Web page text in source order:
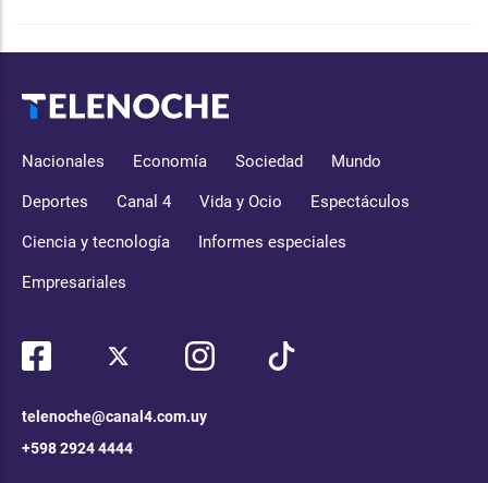
Nacionales Economía Sociedad Mundo
Deportes Canal 4 Vida y Ocio Espectáculos
Ciencia y tecnología Informes especiales
Empresariales
telenoche@canal4.com.uy
+598 2924 4444